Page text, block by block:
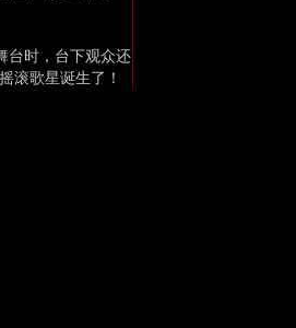
台时，台下观众还
滚歌星诞生了！